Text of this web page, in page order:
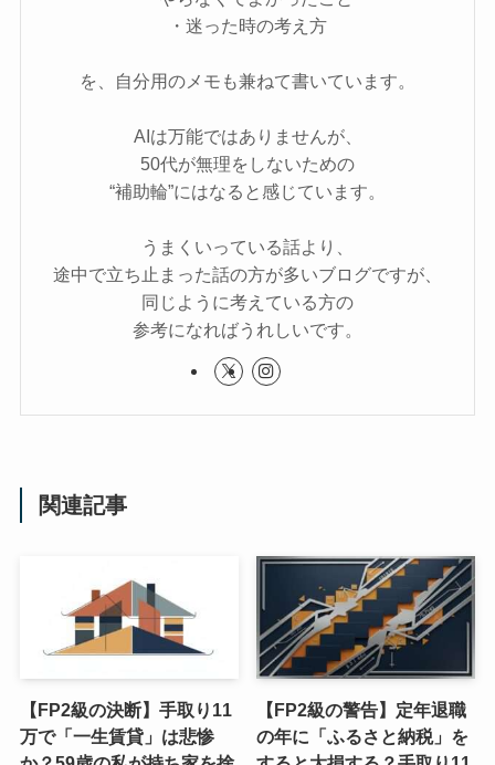
・迷った時の考え方
を、自分用のメモも兼ねて書いています。
AIは万能ではありませんが、
50代が無理をしないための
“補助輪”にはなると感じています。
うまくいっている話より、
途中で立ち止まった話の方が多いブログですが、
同じように考えている方の
参考になればうれしいです。
関連記事
【FP2級の決断】手取り11
万で「一生賃貸」は悲惨
【FP2級の警告】定年退職
の年に「ふるさと納税」を